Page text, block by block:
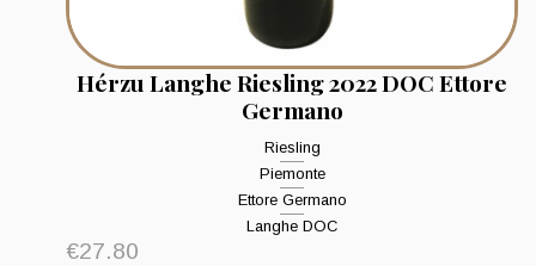
Hérzu Langhe Riesling 2022 DOC Ettore
Germano
Riesling
Piemonte
Ettore Germano
Langhe DOC
€27.80